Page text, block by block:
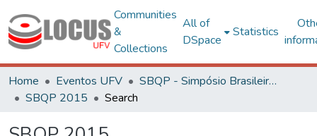
Communities
&
Collections
All of
DSpace
Statistics
Home Eventos UFV
SBQP - Simpósio Brasileiro de Qualidade do Projeto no Ambiente Construído
SBQP 2015
Search